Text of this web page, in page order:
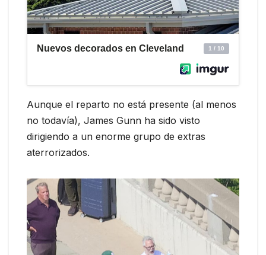
Aunque el reparto no está presente (al menos
no todavía), James Gunn ha sido visto
dirigiendo a un enorme grupo de extras
aterrorizados.